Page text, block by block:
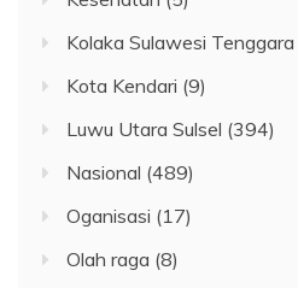
Kolaka Sulawesi Tenggara
Kota Kendari (9)
Luwu Utara Sulsel (394)
Nasional (489)
Oganisasi (17)
Olah raga (8)